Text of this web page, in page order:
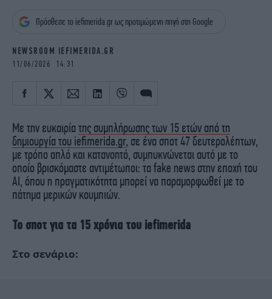
OSCARS
THE OCEAN
Πρόσθεσε το iefimerida.gr ως προτιμώμενη πηγή στη Google
NEWSROOM IEFIMERIDA.GR
11/06/2026 14:31
Με την ευκαιρία της συμπλήρωσης των 15 ετών από τη
δημιουργία του iefimerida.gr, σε ένα σποτ 47 δευτερολέπτων,
με τρόπο απλό και κατανοητό, συμπυκνώνεται αυτό με το
οποίο βρισκόμαστε αντιμέτωποι: τα fake news στην εποχή του
ΑΙ, όπου η πραγματικότητα μπορεί να παραμορφωθεί με το
πάτημα μερικών κουμπιών.
Το σποτ για τα 15 χρόνια του iefimerida
Στο σενάριο: